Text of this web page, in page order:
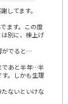
してます。
ます。この度
別に、棟上げ
がでると…
であと半年…半
。しかも生理
ないといけな